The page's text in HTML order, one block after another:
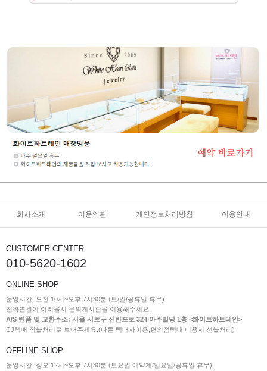
회사소개 이용약관 개인정보처리방침 이용안내
CUSTOMER CENTER
010-5620-1602
ONLINE SHOP
운영시간: 오전 10시~오후 7시30분 (토/일/공휴일 휴무)
전화연결이 어려울시 문의게시판을 이용해주세요.
A/S 반품 및 교환주소: 서울 서초구 신반포로 324 아주빌딩 1층 <화이트하트레인>
CJ택배 착불처리로 보내주세요.(다른 택배사이용,편의점택배 이용시 선불처리)
OFFLINE SHOP
운영시간: 정오 12시~오후 7시30분 (토요일 예약제/일요일/공휴일 휴무)